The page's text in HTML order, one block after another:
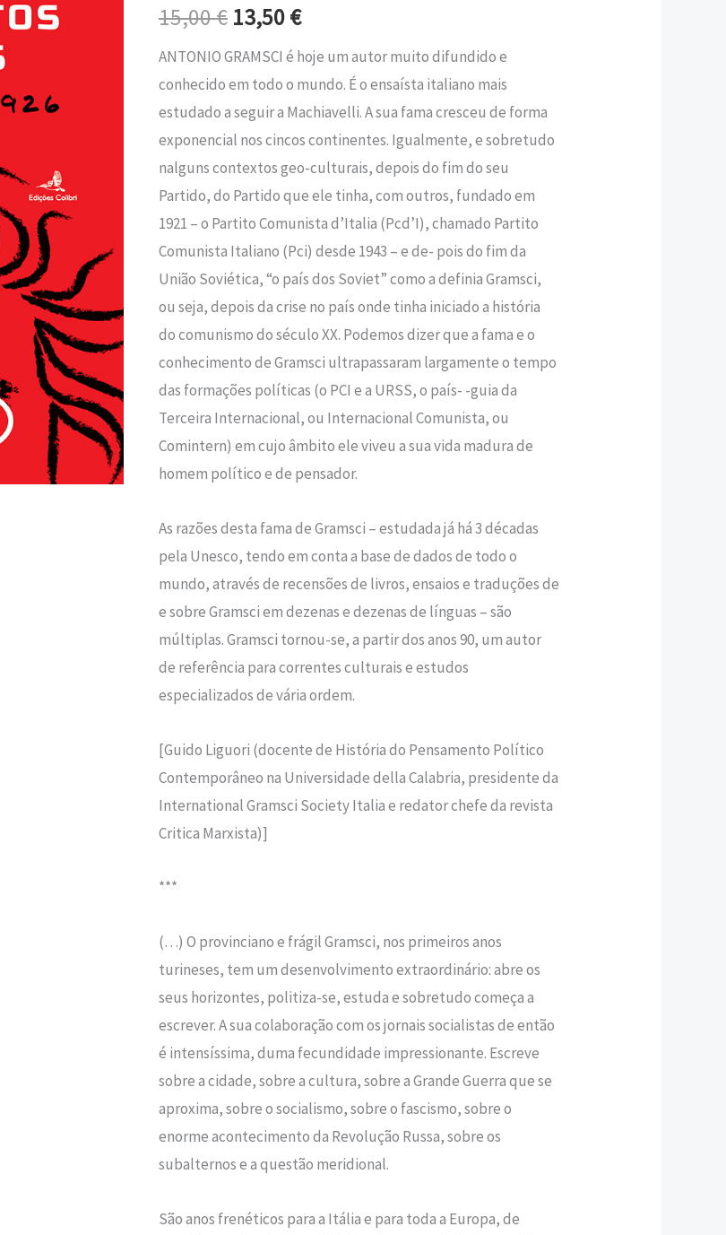
15,00€ era:
15,00 €.
13,50€é:
13,50 €.
ANTONIO GRAMSCI é hoje um autor muito difundido e
conhecido em todo o mundo. É o ensaísta italiano mais
estudado a seguir a Machiavelli. A sua fama cresceu de forma
exponencial nos cincos continentes. Igualmente, e sobretudo
nalguns contextos geo-culturais, depois do fim do seu
Partido, do Partido que ele tinha, com outros, fundado em
1921 – o Partito Comunista d’Italia (Pcd’I), chamado Partito
Comunista Italiano (Pci) desde 1943 – e de- pois do fim da
União Soviética, “o país dos Soviet” como a definia Gramsci,
ou seja, depois da crise no país onde tinha iniciado a história
do comunismo do século XX. Podemos dizer que a fama e o
conhecimento de Gramsci ultrapassaram largamente o tempo
das formações políticas (o PCI e a URSS, o país- -guia da
Terceira Internacional, ou Internacional Comunista, ou
Comintern) em cujo âmbito ele viveu a sua vida madura de
homem político e de pensador.
As razões desta fama de Gramsci – estudada já há 3 décadas
pela Unesco, tendo em conta a base de dados de todo o
mundo, através de recensões de livros, ensaios e traduções de
e sobre Gramsci em dezenas e dezenas de línguas – são
múltiplas. Gramsci tornou-se, a partir dos anos 90, um autor
de referência para correntes culturais e estudos
especializados de vária ordem.
[Guido Liguori (docente de História do Pensamento Político
Contemporâneo na Universidade della Calabria, presidente da
International Gramsci Society Italia e redator chefe da revista
Critica Marxista)]
***
(…) O provinciano e frágil Gramsci, nos primeiros anos
turineses, tem um desenvolvimento extraordinário: abre os
seus horizontes, politiza-se, estuda e sobretudo começa a
escrever. A sua colaboração com os jornais socialistas de então
é intensíssima, duma fecundidade impressionante. Escreve
sobre a cidade, sobre a cultura, sobre a Grande Guerra que se
aproxima, sobre o socialismo, sobre o fascismo, sobre o
enorme acontecimento da Revolução Russa, sobre os
subalternos e a questão meridional.
São anos frenéticos para a Itália e para toda a Europa, de
Livres